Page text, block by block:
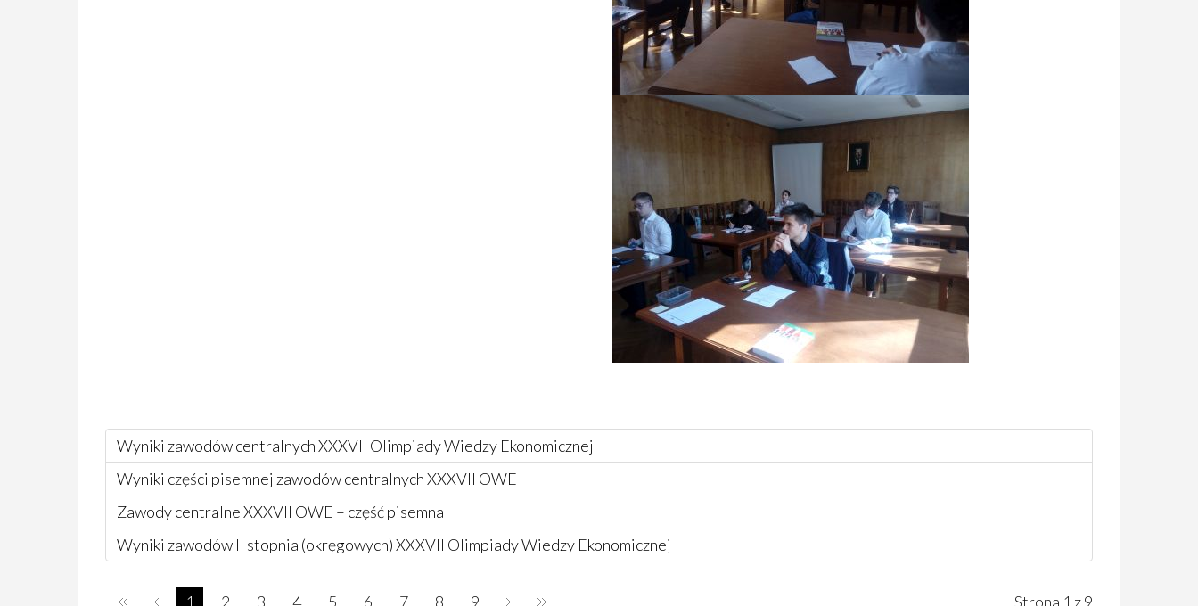
Wyniki zawodów centralnych XXXVII Olimpiady Wiedzy Ekonomicznej
Wyniki części pisemnej zawodów centralnych XXXVII OWE
Zawody centralne XXXVII OWE – część pisemna
Wyniki zawodów II stopnia (okręgowych) XXXVII Olimpiady Wiedzy Ekonomicznej
Strona 1 z 9
1 2 3 4 5 6 7 8 9